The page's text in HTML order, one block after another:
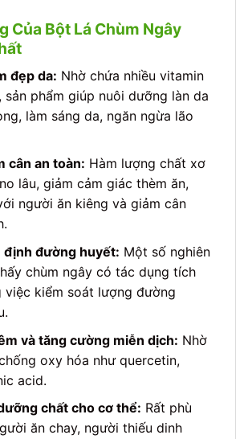
Của Bột Lá Chùm Ngây
đẹp da: Nhờ chứa nhiều vitamin
sản phẩm giúp nuôi dưỡng làn da
làm sáng da, ngăn ngừa lão
cân an toàn: Hàm lượng chất xơ
lâu, giảm cảm giác thèm ăn,
người ăn kiêng và giảm cân
định đường huyết: Một số nghiên
chùm ngây có tác dụng tích
việc kiểm soát lượng đường
và tăng cường miễn dịch: Nhờ
oxy hóa như quercetin,
acid.
chất cho cơ thể: Rất phù
ăn chay, người thiếu dinh